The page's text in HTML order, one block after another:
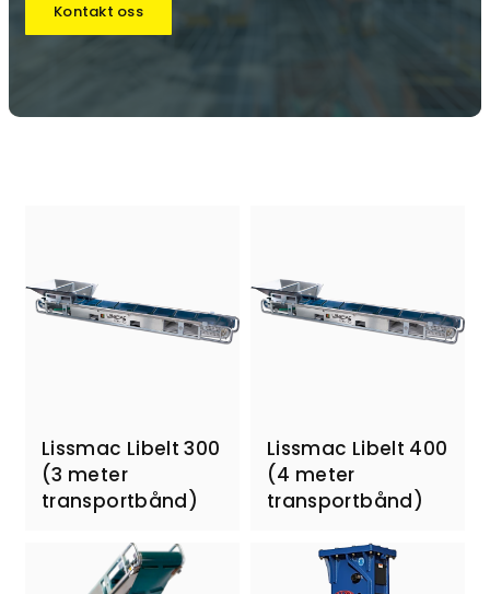
Kontakt oss
Lissmac Libelt 300
(3 meter
transportbånd)
Lissmac Libelt 400
(4 meter
transportbånd)